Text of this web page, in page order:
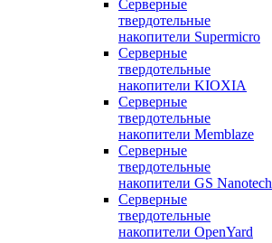
Cерверные
твердотельные
накопители Supermicro
Cерверные
твердотельные
накопители KIOXIA
Cерверные
твердотельные
накопители Memblaze
Cерверные
твердотельные
накопители GS Nanotech
Серверные
твердотельные
накопители OpenYard